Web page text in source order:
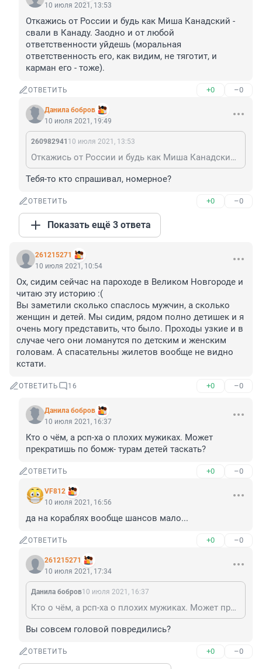
10 июля 2021, 13:53
Откажись от России и будь как Миша Канадский -
свали в Канаду. Заодно и от любой
ответственности уйдешь (моральная
ответственность его, как видим, не тяготит, и
карман его - тоже).
ОТВЕТИТЬ +0 –0
Данила бобров
10 июля 2021, 19:49
260982941 10 июля 2021, 13:53
Откажись от России и будь как Миша Канадский - свали в Канаду. Заодно и от любой ответственности уйдешь (моральная ответственность его, как видим, не тяготит, и карман его - тоже).
Тебя-то кто спрашивал, номерное?
ОТВЕТИТЬ +0 –0
Показать ещё 3 ответа
261215271
10 июля 2021, 10:54
Ох, сидим сейчас на пароходе в Великом Новгороде и
читаю эту историю :(
Вы заметили сколько спаслось мужчин, а сколько
женщин и детей. Мы сидим, рядом полно детишек и я
очень могу представить, что было. Проходы узкие и в
случае чего они ломанутся по детским и женским
головам. А спасательны жилетов вообще не видно
кстати.
ОТВЕТИТЬ 16 +0 –0
Данила бобров
10 июля 2021, 16:37
Кто о чём, а рсп-ха о плохих мужиках. Может
прекратишь по бомж- турам детей таскать?
ОТВЕТИТЬ +0 –0
VF812
10 июля 2021, 16:56
да на кораблях вообще шансов мало...
ОТВЕТИТЬ +0 –0
261215271
10 июля 2021, 17:34
Данила бобров10 июля 2021, 16:37
Кто о чём, а рсп-ха о плохих мужиках. Может прекратишь по бомж- турам детей таскать?
Вы совсем головой повредились?
ОТВЕТИТЬ +0 –0